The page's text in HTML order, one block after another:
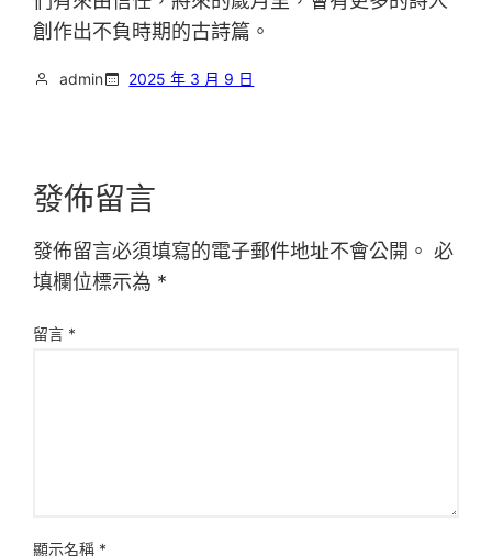
創作出不負時期的古詩篇。
admin 2025 年 3 月 9 日
發佈留言
發佈留言必須填寫的電子郵件地址不會公開。 必
填欄位標示為 *
留言 *
顯示名稱 *